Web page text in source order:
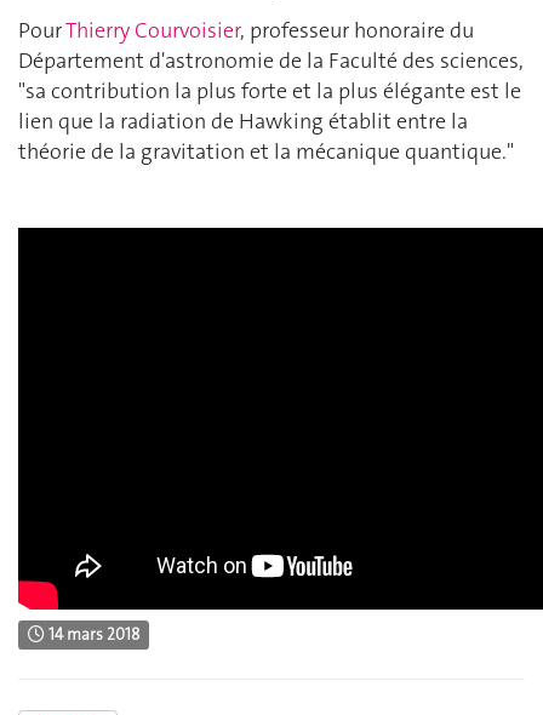
PourThierry Courvoisier, professeur honoraire du
Département d'astronomie de la Faculté des sciences,
"sa contribution la plus forte et la plus élégante est le
lien que la radiation de Hawking établit entre la
théorie de la gravitation et la mécanique quantique."
14 mars 2018